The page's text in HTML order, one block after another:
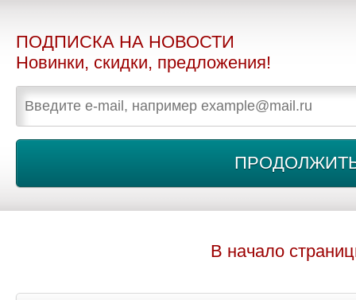
ПОДПИСКА НА НОВОСТИ
Новинки, скидки, предложения!
В начало